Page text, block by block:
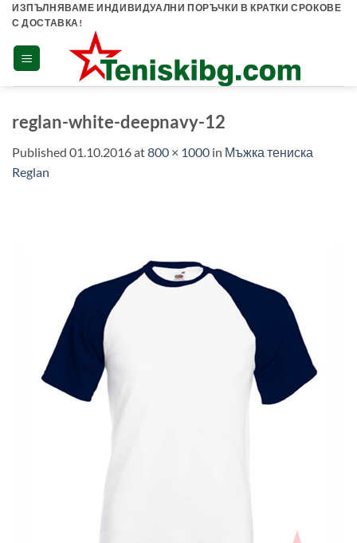
Skip
content
ИЗПЪЛНЯВАМЕ ИНДИВИДУАЛНИ ПОРЪЧКИ В КРАТКИ СРОКОВЕ
С ДОСТАВКА!
reglan-white-deepnavy-12
Published 01.10.2016at800 × 1000 in Мъжка тениска
Reglan